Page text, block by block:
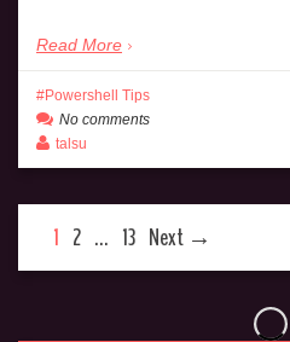
Read More
Powershell Tips
No comments
talsu
1 2 … 13 Next →